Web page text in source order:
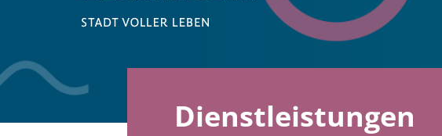
Dienstleistungen